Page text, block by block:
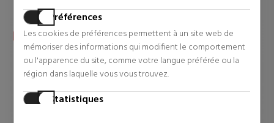
Préférences
Les cookies de préférences permettent à un site web de
mémoriser des informations qui modifient le comportement
ou l'apparence du site, comme votre langue préférée ou la
région dans laquelle vous vous trouvez.
Statistiques